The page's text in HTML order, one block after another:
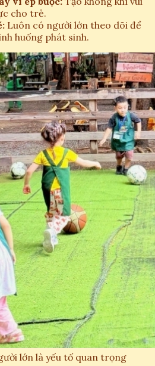
cho trẻ.
Luôn có người lớn theo dõi để
huống phát sinh.
lớn là yếu tố quan trọng